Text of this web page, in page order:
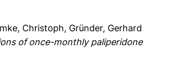
Christoph, Gründer, Gerhard
of once-monthly paliperidone